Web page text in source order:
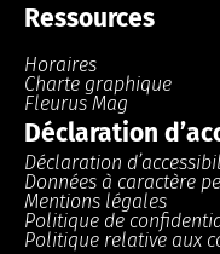
Ressources
Horaires
Charte graphique
Fleurus Mag
Déclaration
Déclaration
Données à caractère
Mentions légales
Politique de
Politique relative aux